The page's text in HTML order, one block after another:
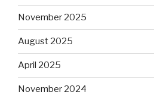
November 2025
August 2025
April 2025
November 2024